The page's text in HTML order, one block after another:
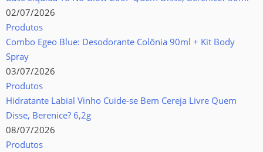
02/07/2026
Produtos
Combo Egeo Blue: Desodorante Colônia 90ml + Kit Body
Spray
03/07/2026
Produtos
Hidratante Labial Vinho Cuide-se Bem Cereja Livre Quem
Disse, Berenice? 6,2g
08/07/2026
Produtos